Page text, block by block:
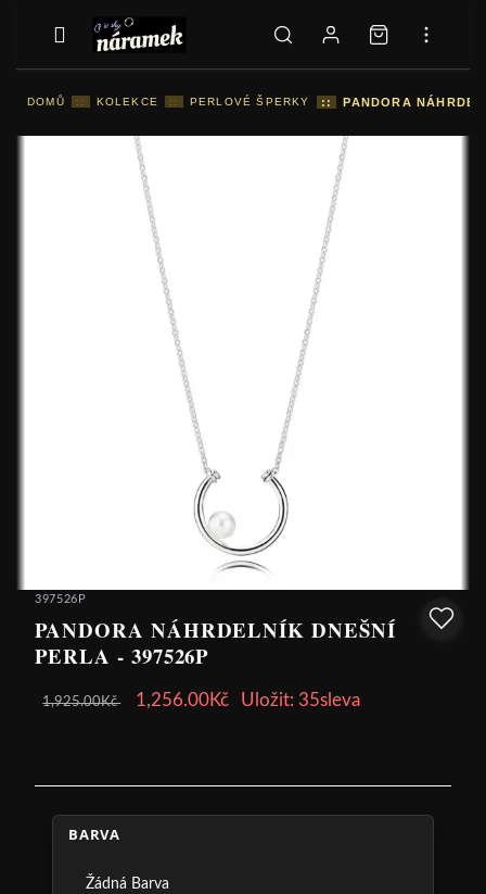
DOMŮ :: KOLEKCE :: PERLOVÉ ŠPERKY :: PANDORA
397526P
PANDORA NÁHRDELNÍK DNEŠNÍ
PERLA - 397526P
1,925.00Kč 1,256.00Kč Uložit: 35sleva
BARVA
Žádná Barva